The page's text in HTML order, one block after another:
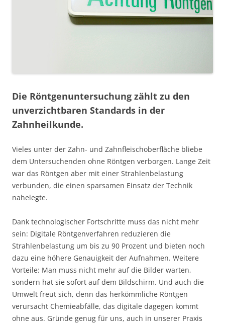
Die Röntgenuntersuchung zählt zu den
unverzichtbaren Standards in der
Zahnheilkunde.
Vieles unter der Zahn- und Zahnfleischoberfläche bliebe
dem Untersuchenden ohne Röntgen verborgen. Lange Zeit
war das Röntgen aber mit einer Strahlenbelastung
verbunden, die einen sparsamen Einsatz der Technik
nahelegte.
Dank technologischer Fortschritte muss das nicht mehr
sein: Digitale Röntgenverfahren reduzieren die
Strahlenbelastung um bis zu 90 Prozent und bieten noch
dazu eine höhere Genauigkeit der Aufnahmen. Weitere
Vorteile: Man muss nicht mehr auf die Bilder warten,
sondern hat sie sofort auf dem Bildschirm. Und auch die
Umwelt freut sich, denn das herkömmliche Röntgen
verursacht Chemieabfälle, das digitale dagegen kommt
ohne aus. Gründe genug für uns, auch in unserer Praxis